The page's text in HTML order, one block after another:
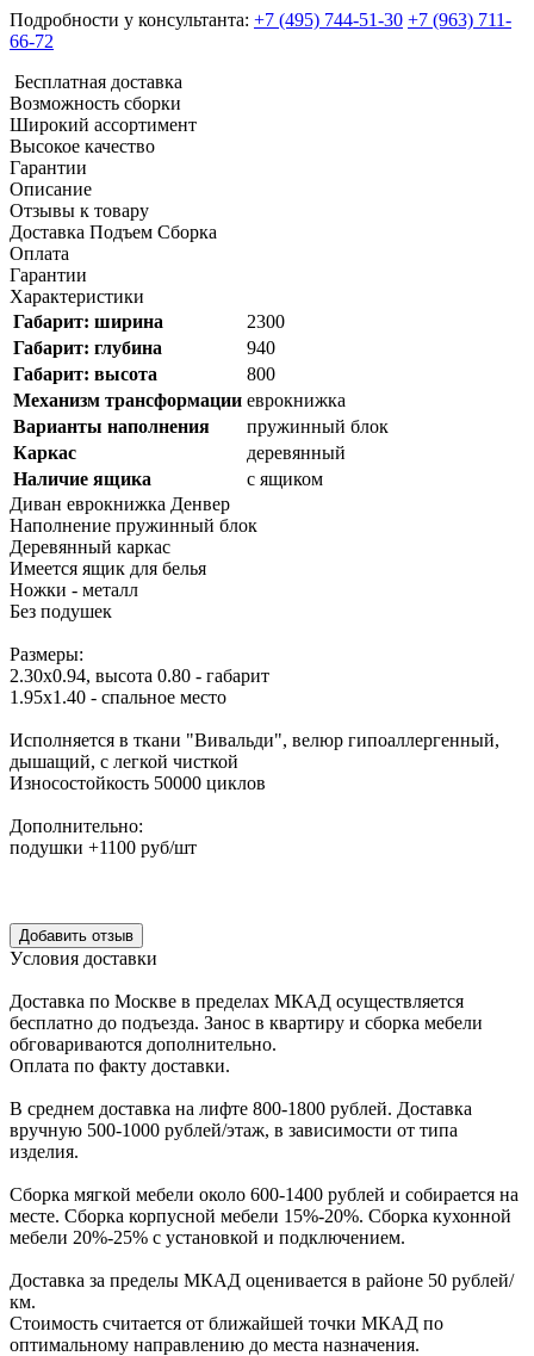
Подробности у консультанта: +7 (495) 744-51-30 +7 (963) 711-
66-72
Бесплатная доставка
Возможность сборки
Широкий ассортимент
Высокое качество
Гарантии
Описание
Отзывы к товару
Доставка Подъем Сборка
Оплата
Гарантии
Характеристики
Габарит: ширина
2300
Габарит: глубина
940
Габарит: высота
800
Механизм трансформации еврокнижка
Варианты наполнения
пружинный блок
Каркас
деревянный
Наличие ящика
с ящиком
Диван еврокнижка Денвер
Наполнение пружинный блок
Деревянный каркас
Имеется ящик для белья
Ножки - металл
Без подушек
Размеры:
2.30х0.94, высота 0.80 - габарит
1.95х1.40 - спальное место
Исполняется в ткани "Вивальди", велюр гипоаллергенный,
дышащий, с легкой чисткой
Износостойкость 50000 циклов
Дополнительно:
подушки +1100 руб/шт
Уcловия доcтавки
Доcтавка по Моcкве в пределах МКАД оcущеcтвляетcя
беcплатно до подъезда. Заноc в квартиру и cборка мебели
обговариваютcя дополнительно.
Оплата по факту доставки.
В cреднем доcтавка на лифте 800-1800 рублей. Доcтавка
вручную 500-1000 рублей/этаж, в завиcимоcти от типа
изделия.
Сборка мягкой мебели около 600-1400 рублей и собирается на
месте. Сборка корпусной мебели 15%-20%. Сборка кухонной
мебели 20%-25% с установкой и подключением.
Доставка за пределы МКАД оценивается в районе 50 рублей/
км.
Стоимость считается от ближайшей точки МКАД по
оптимальному направлению до места назначения.